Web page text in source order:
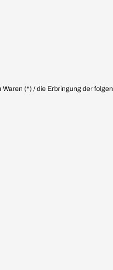
(*) / die Erbringung der